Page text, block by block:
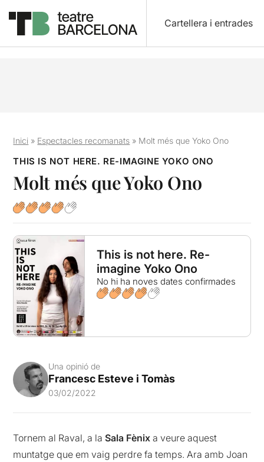
Cartellera i entrades
Inici » Espectacles recomanats » Molt més que Yoko Ono
THIS IS NOT HERE. RE-IMAGINE YOKO ONO
Molt més que Yoko Ono
This is not here. Re-
imagine Yoko Ono
No hi ha noves dates confirmades
Una opinió de
Francesc Esteve i Tomàs
03/02/2022
Tornem al Raval, a laSala Fènix a veure aquest
muntatge que em vaig perdre fa temps. Ara amb Joan